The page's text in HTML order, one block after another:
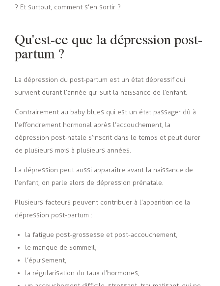
? Et surtout, comment s’en sortir ?
Qu'est-ce que la dépression post-
partum ?
La dépression du post-partum est un état dépressif qui
survient durant l’année qui suit la naissance de l’enfant.
Contrairement au baby blues qui est un état passager dû à
l’effondrement hormonal après l’accouchement, la
dépression post-natale s’inscrit dans le temps et peut durer
de plusieurs mois à plusieurs années.
La dépression peut aussi apparaître avant la naissance de
l’enfant, on parle alors de dépression prénatale.
Plusieurs facteurs peuvent contribuer à l’apparition de la
dépression post-partum :
la fatigue post-grossesse et post-accouchement,
le manque de sommeil,
l’épuisement,
la régularisation du taux d’hormones,